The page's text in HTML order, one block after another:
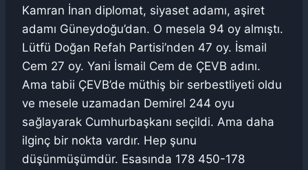
Kamran İnan diplomat, siyaset adamı, aşiret
adamı Güneydoğu’dan. O mesela 94 oy almıştı.
Lütfü Doğan Refah Partisi’nden 47 oy. İsmail
Cem 27 oy. Yani İsmail Cem de ÇEVB adını.
Ama tabii ÇEVB’de müthiş bir serbestliyeti oldu
ve mesele uzamadan Demirel 244 oyu
sağlayarak Cumhurbaşkanı seçildi. Ama daha
ilginç bir nokta vardır. Hep şunu
düşünmüşümdür. Esasında 178 450-178